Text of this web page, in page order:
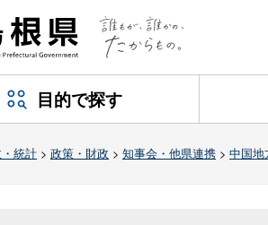
目的で探す
統計 > 政策・財政 > 知事会・他県連携 > 中国地